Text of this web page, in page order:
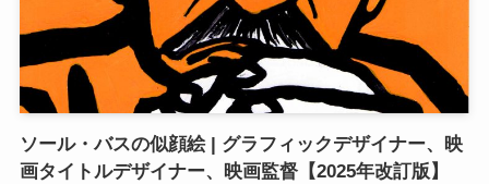
ソール・バスの似顔絵 | グラフィックデザイナー、映
画タイトルデザイナー、映画監督【2025年改訂版】